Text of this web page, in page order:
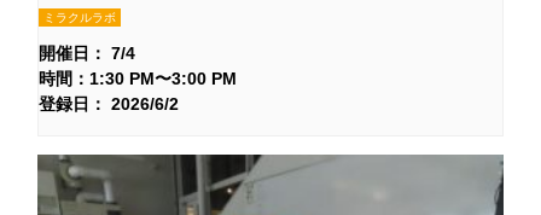
ミラクルラボ
開催日： 7/4
時間：1:30 PM〜3:00 PM
登録日： 2026/6/2